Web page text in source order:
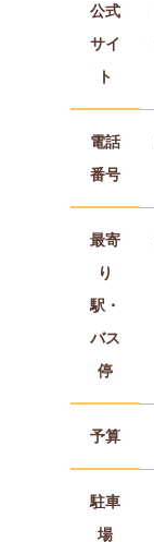
公式
サイ
ト
電話
番号
最寄
り
駅・
バス
停
予算
駐車
場